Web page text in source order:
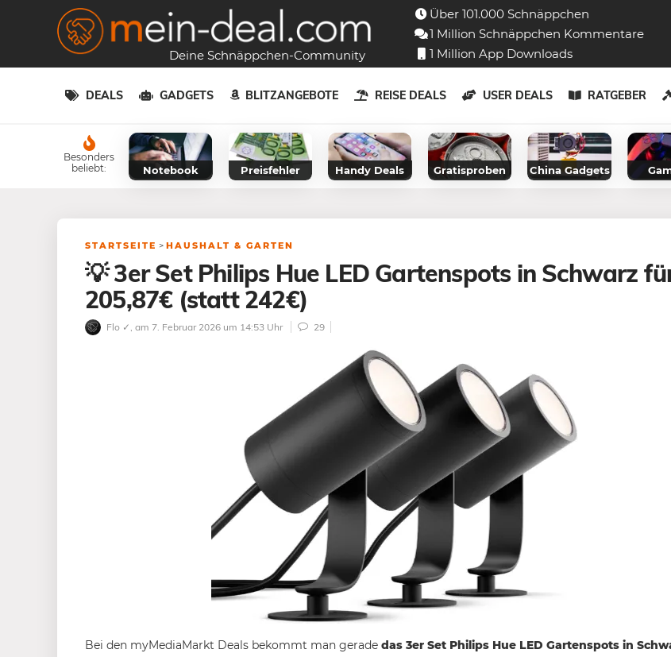
Deine Schnäppchen-Community
Über 101.000 Schnäppchen
1 Million Schnäppchen Kommentare
1 Million App Downloads
DEALS GADGETS BLITZANGEBOTE REISE DEALS USER DEALS RATGEBER
Besonders
beliebt:
Notebook Preisfehler Handy Deals Gratisproben China Gadgets
STARTSEITE > HAUSHALT & GARTEN
💡 3er Set Philips Hue LED Gartenspots in Schwarz
205,87€ (statt 242€)
Flo ✓ , am 7. Februar 2026 um 14:53 Uhr 29
Bei den myMediaMarkt Deals bekommt man gerade das 3er Set Philips Hue LED Gartenspots in